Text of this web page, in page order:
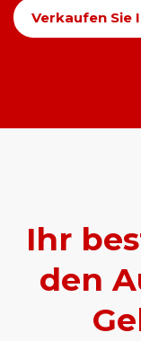
Verkaufen Sie
Ihr
den